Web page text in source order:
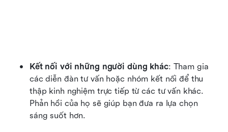
Kết nối với những người dùng khác: Tham gia
các diễn đàn tư vấn hoặc nhóm kết nối để thu
thập kinh nghiệm trực tiếp từ các tư vấn khác.
Phản hồi của họ sẽ giúp bạn đưa ra lựa chọn
sáng suốt hơn.